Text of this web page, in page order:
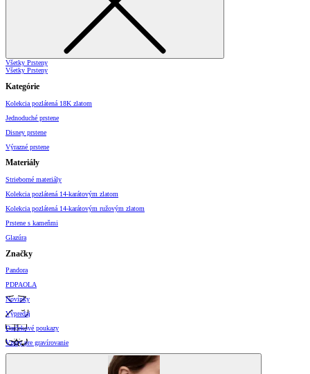
Všetky Prsteny
Všetky Prsteny
Kategórie
Kolekcia pozlátená 18K zlatom
Jednoduché prstene
Disney prstene
Výrazné prstene
Materiály
Strieborné materiály
Kolekcia pozlátená 14-karátovým zlatom
Kolekcia pozlátená 14-karátovým ružovým zlatom
Prstene s kameňmi
Glazúra
Značky
Pandora
PDPAOLA
Novinky
Výpredaj
Darčekové poukazy
Vzory pre gravírovanie